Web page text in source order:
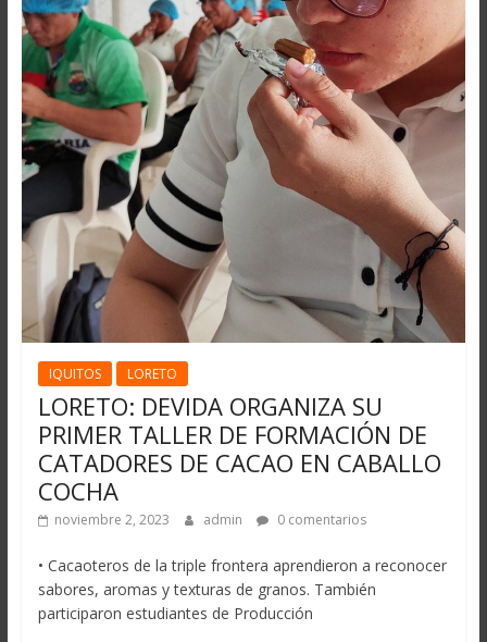
IQUITOS LORETO
LORETO: DEVIDA ORGANIZA SU
PRIMER TALLER DE FORMACIÓN DE
CATADORES DE CACAO EN CABALLO
COCHA
noviembre 2, 2023 admin 0 comentarios
• Cacaoteros de la triple frontera aprendieron a reconocer
sabores, aromas y texturas de granos. También
participaron estudiantes de Producción